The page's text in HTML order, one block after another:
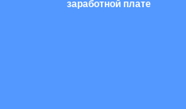
заработной плате